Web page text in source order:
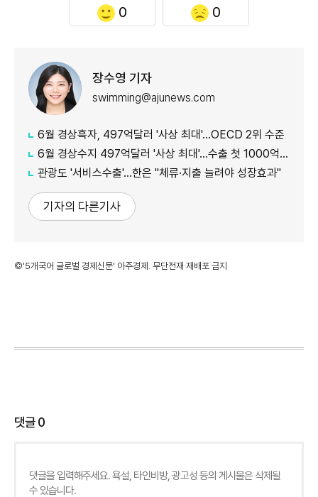
0 0
장수영 기자
swimming@ajunews.com
6월 경상흑자, 497억달러 '사상 최대'…OECD 2위 수준
6월 경상수지 497억달러 '사상 최대'…수출 첫 1000억달러 돌파
관광도 '서비스수출'…한은 "체류·지출 늘려야 성장효과"
기자의 다른기사
©'5개국어 글로벌 경제신문' 아주경제. 무단전재·재배포 금지
댓글0